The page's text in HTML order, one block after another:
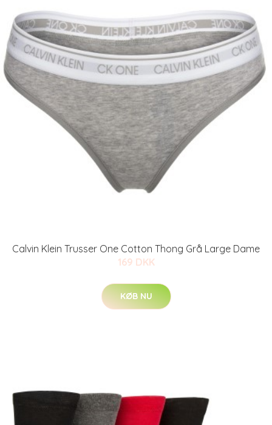
Calvin Klein Trusser One Cotton Thong Grå Large Dame
169 DKK
KØB NU